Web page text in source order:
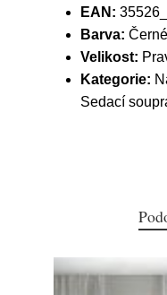
EAN:
Barva: Černé
Velikost:
Kategorie:
Sedací